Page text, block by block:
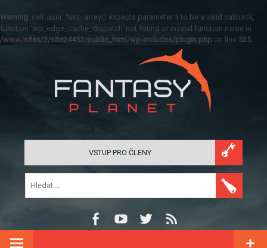
Warning: call_user_func_array() expects parameter 1 to be a valid callback,
function 'wp_edge_cache_dispatch' not found or invalid function name in
/www/sites/2/site24452/public_html/wp-includes/plugin.php on line 525
VSTUP PRO ČLENY